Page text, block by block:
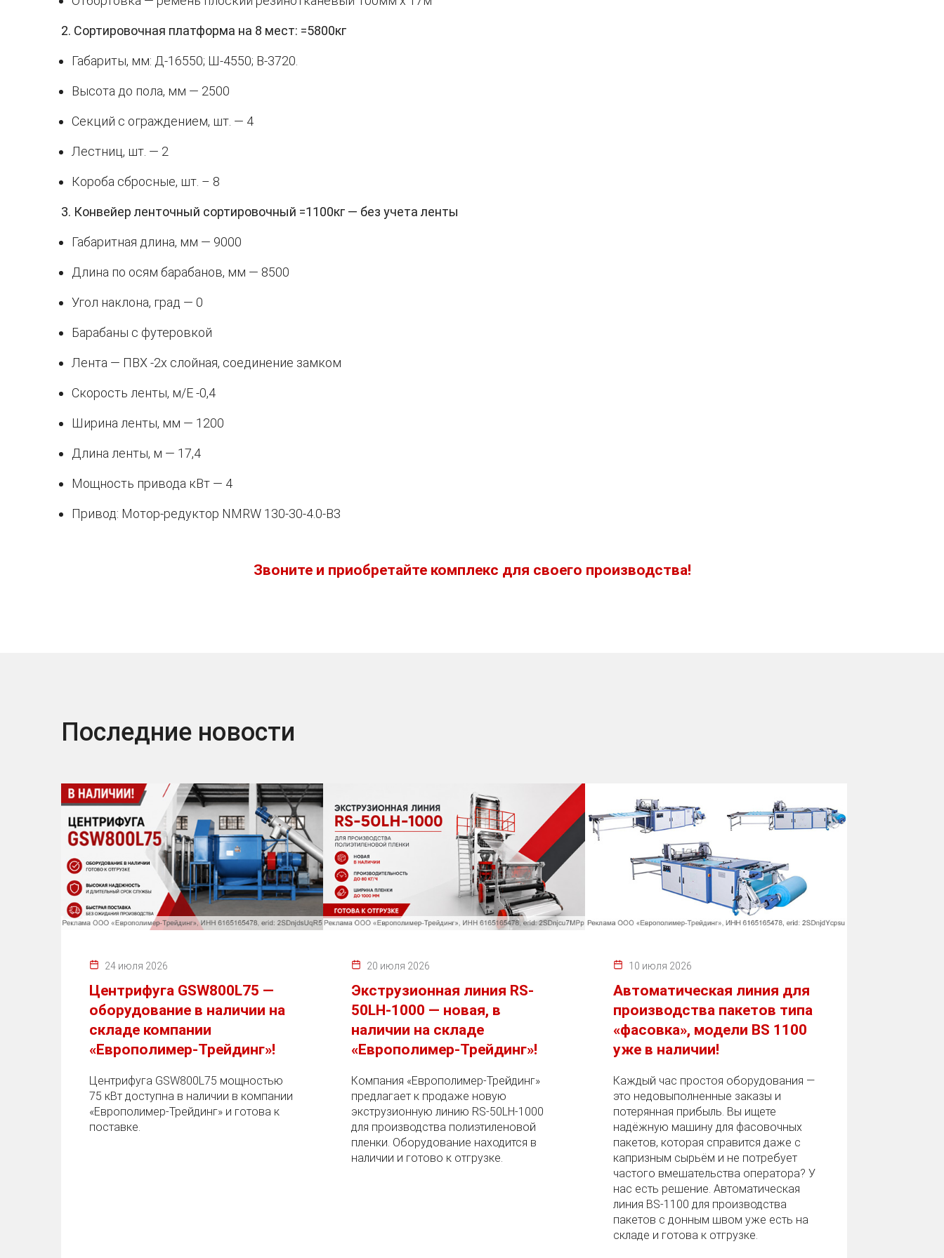
2. Сортировочная платформа на 8 мест: =5800кг
Габариты, мм: Д-16550; Ш-4550; В-3720.
Высота до пола, мм — 2500
Секций с ограждением, шт. — 4
Лестниц, шт. — 2
Короба сбросные, шт. – 8
3. Конвейер ленточный сортировочный =1100кг — без учета ленты
Габаритная длина, мм — 9000
Длина по осям барабанов, мм — 8500
Угол наклона, град — 0
Барабаны с футеровкой
Лента — ПВХ -2х слойная, соединение замком
Скорость ленты, м/Е -0,4
Ширина ленты, мм — 1200
Длина ленты, м — 17,4
Мощность привода кВт — 4
Привод: Мотор-редуктор NMRW 130-30-4.0-B3
Звоните и приобретайте комплекс для своего производства!
Последние новости
24 июля 2026
Центрифуга GSW800L75 —
оборудование в наличии на
складе компании
«Европолимер-Трейдинг»!
Центрифуга GSW800L75 мощностью
75 кВт доступна в наличии в компании
«Европолимер-Трейдинг» и готова к
поставке.
20 июля 2026
Экструзионная линия RS-
50LH-1000 — новая, в
наличии на складе
«Европолимер-Трейдинг»!
Компания «Европолимер-Трейдинг»
предлагает к продаже новую
экструзионную линию RS-50LH-1000
для производства полиэтиленовой
пленки. Оборудование находится в
наличии и готово к отгрузке.
10 июля 2026
Автоматическая линия для
производства пакетов типа
«фасовка», модели BS 1100
уже в наличии!
Каждый час простоя оборудования —
это недовыполненные заказы и
потерянная прибыль. Вы ищете
надёжную машину для фасовочных
пакетов, которая справится даже с
капризным сырьём и не потребует
частого вмешательства оператора? У
нас есть решение. Автоматическая
линия BS‑1100 для производства
пакетов с донным швом уже есть на
складе и готова к отгрузке.